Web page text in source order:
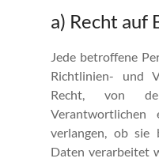
a) Recht auf
Jede betroffene
Richtlinien- und
Recht, von
Verantwortlichen
verlangen, ob sie
Daten verarbeitet